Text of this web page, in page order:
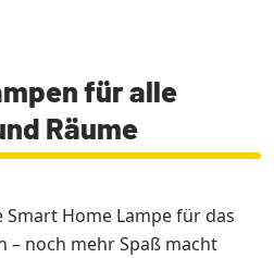
für alle
Räume
Smart Home Lampe für das
– noch mehr Spaß macht